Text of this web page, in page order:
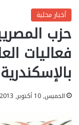
أخبار محلية
حزب
فعاليات
بالإسكندرية
الخميس, 10 أكتوبر, 2013 11:56 ص